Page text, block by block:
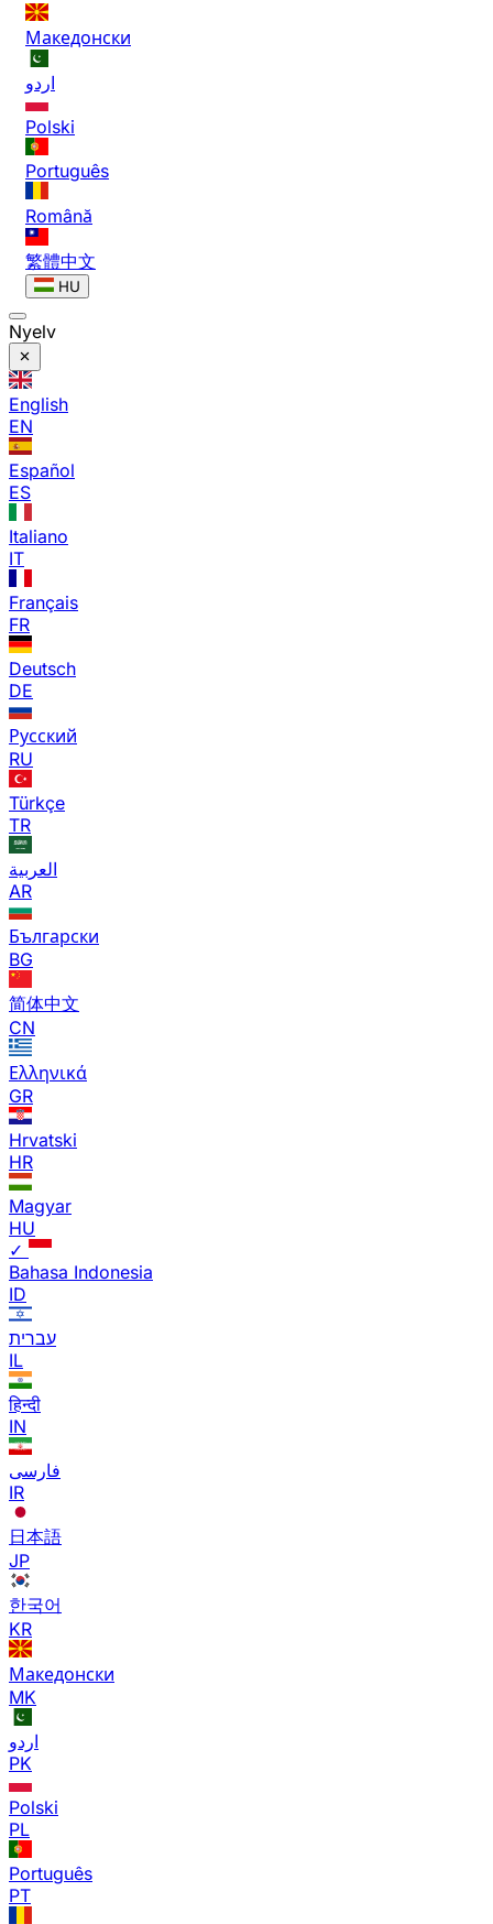
Македонски
اردو
Polski
Português
Română
繁體中文
HU
Nyelv
English
EN
Español
ES
Italiano
IT
Français
FR
Deutsch
DE
Русский
RU
Türkçe
TR
العربية
AR
Български
BG
简体中文
CN
Ελληνικά
GR
Hrvatski
HR
Magyar
HU
✓
Bahasa Indonesia
ID
עברית
IL
हिन्दी
IN
فارسی
IR
日本語
JP
한국어
KR
Македонски
MK
اردو
PK
Polski
PL
Português
PT